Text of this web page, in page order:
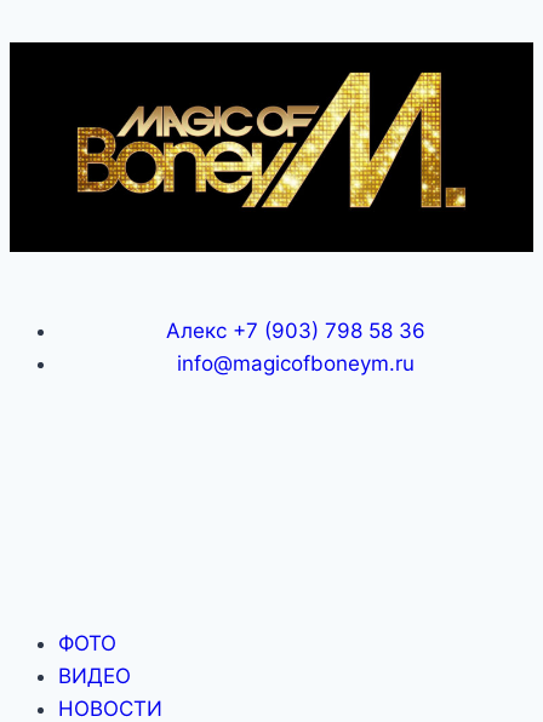
Алекс +7 (903) 798 58 36
info@magicofboneym.ru
ФОТО
ВИДЕО
НОВОСТИ